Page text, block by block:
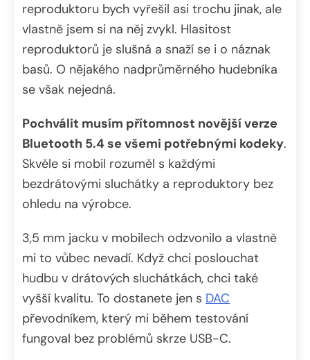
reproduktoru bych vyřešil asi trochu jinak, ale
vlastně jsem si na něj zvykl. Hlasitost
reproduktorů je slušná a snaží se i o náznak
basů. O nějakého nadprůměrného hudebníka
se však nejedná.
Pochválit musím přítomnost novější verze
Bluetooth 5.4 se všemi potřebnými kodeky.
Skvěle si mobil rozuměl s každými
bezdrátovými sluchátky a reproduktory bez
ohledu na výrobce.
3,5 mm jacku v mobilech odzvonilo a vlastně
mi to vůbec nevadí. Když chci poslouchat
hudbu v drátových sluchátkách, chci také
vyšší kvalitu. To dostanete jen s DAC
převodníkem, který mi během testování
fungoval bez problémů skrze USB-C.